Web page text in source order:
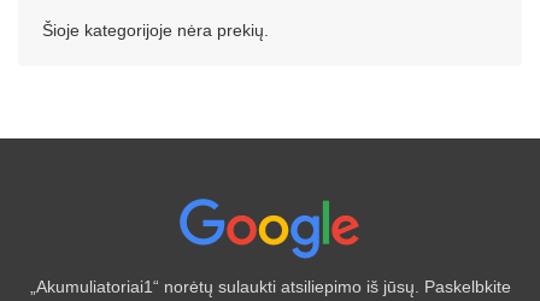
Šioje kategorijoje nėra prekių.
„Akumuliatoriai1“ norėtų sulaukti atsiliepimo iš jūsų. Paskelbkite